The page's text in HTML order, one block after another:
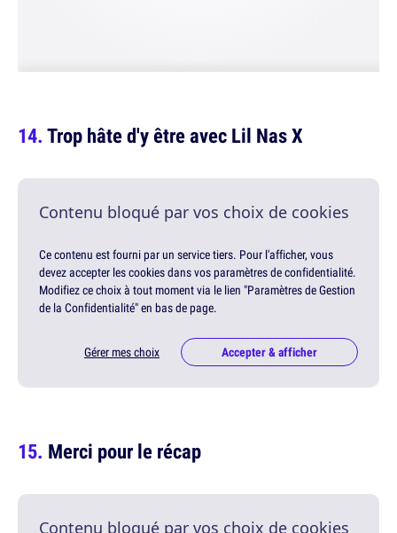
Trop hâte d'y être avec Lil Nas X
Contenu bloqué par vos choix de cookies
Ce contenu est fourni par un service tiers. Pour l'afficher, vous
devez accepter les cookies dans vos paramètres de confidentialité.
Modifiez ce choix à tout moment via le lien "Paramètres de Gestion
de la Confidentialité" en bas de page.
Gérer mes choix Accepter & afficher
Merci pour le récap
Contenu bloqué par vos choix de cookies